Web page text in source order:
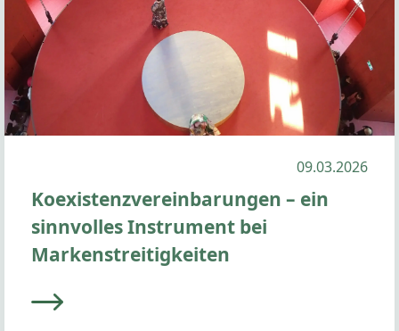
09.03.2026
Koexistenzvereinbarungen – ein
sinnvolles Instrument bei
Markenstreitigkeiten